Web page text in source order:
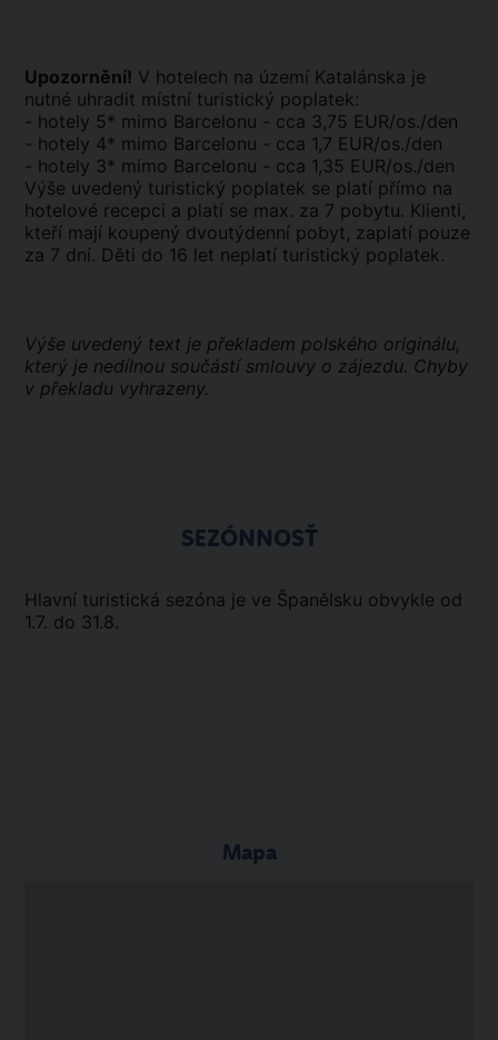
Upozornění! V hotelech na území Katalánska je
nutné uhradit místní turistický poplatek:
- hotely 5* mimo Barcelonu - cca 3,75 EUR/os./den
- hotely 4* mimo Barcelonu - cca 1,7 EUR/os./den
- hotely 3* mimo Barcelonu - cca 1,35 EUR/os./den
Výše uvedený turistický poplatek se platí přímo na
hotelové recepci a platí se max. za 7 pobytu. Klienti,
kteří mají koupený dvoutýdenní pobyt, zaplatí pouze
za 7 dní. Děti do 16 let neplatí turistický poplatek.
Výše uvedený text je překladem polského originálu,
který je nedílnou součástí smlouvy o zájezdu. Chyby
v překladu vyhrazeny.
SEZÓNNOSŤ
Hlavní turistická sezóna je ve Španělsku obvykle od
1.7. do 31.8.
Mapa